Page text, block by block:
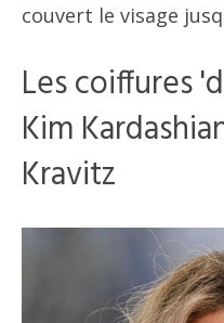
couvert le visage
Les coiffures
Kim
Kravitz